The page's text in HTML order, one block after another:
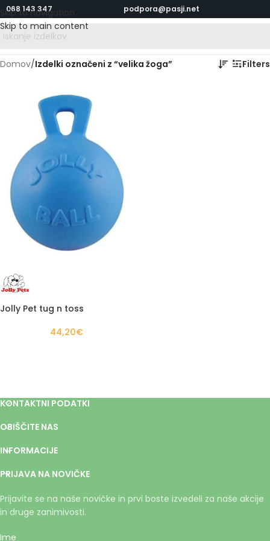
Skip to navigation
Skip to main content
068 143 347 podpora@pasji.net
Domov/Izdelki označeni z “velika žoga” Filters
Jolly Pet tug n toss
44,20€
KONTAKTNI PODATKI
OBIŠČITE NAS
INFORMACIJE
PRIJAVA NA NOVIČKE
Prijavite se na naše novičke in prvi boste izvedeli za naše akcije
in druge zanimivosti.
Ime